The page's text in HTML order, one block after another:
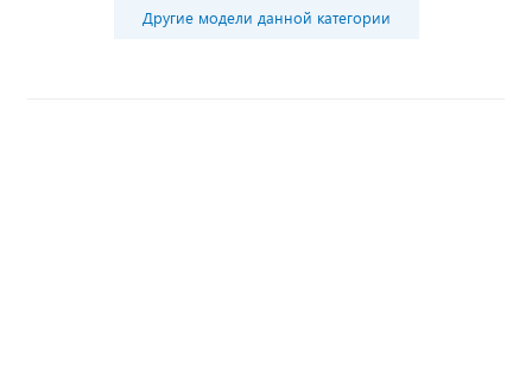
Другие модели данной категории